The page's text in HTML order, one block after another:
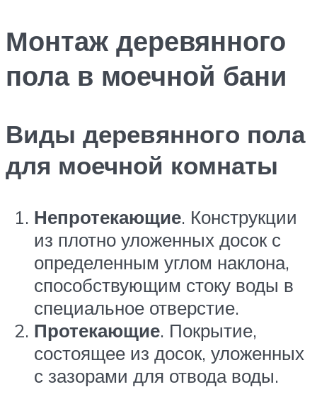
Монтаж деревянного
пола в моечной бани
Виды деревянного пола
для моечной комнаты
Непротекающие. Конструкции
из плотно уложенных досок с
определенным углом наклона,
способствующим стоку воды в
специальное отверстие.
Протекающие. Покрытие,
состоящее из досок, уложенных
с зазорами для отвода воды.